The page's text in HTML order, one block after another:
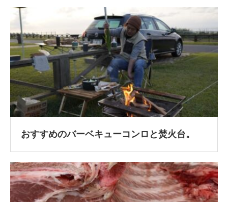
おすすめのバーベキューコンロと焚火台。